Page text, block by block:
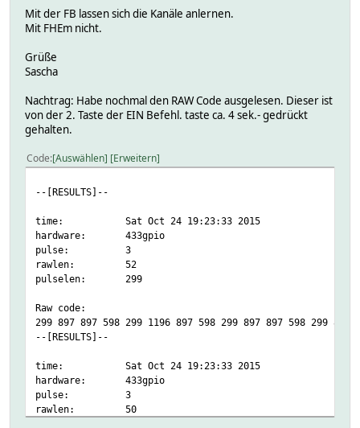
"unit": 1,
"state": "opened"
},
"origin": "receiver",
"protocol": "arctech_contact",
"uuid": "0000-b8-27-eb-6de740",
"repeats": 1
}
{
"message": {
"systemcode": 16,
"unitcode": 15,
},
"protocol": "pollin",
"uuid": "0000-b8-27-eb-6de740",
"repeats": 1
}
{
"systemcode": 30,
"unitcode": 1,
"state": "off"
"origin": "receiver",
"protocol": "elro_400_switch",
"uuid": "0000-b8-27-eb-6de740",
"repeats": 1
Mit der FB lassen sich die Kanäle anlernen.
Mit FHEm nicht.
Grüße
Sascha
Nachtrag: Habe nochmal den RAW Code ausgelesen. Dieser ist
von der 2. Taste der EIN Befehl. taste ca. 4 sek.- gedrückt
gehalten.
Code Auswählen Erweitern
--[RESULTS]--
time: Sat Oct 24 19:23:33 2015
hardware: 433gpio
pulse: 3
rawlen: 52
pulselen: 299
Raw code:
299 897 897 598 299 1196 897 598 299 897 897 598 299
--[RESULTS]--
time: Sat Oct 24 19:23:33 2015
hardware: 433gpio
pulse: 3
rawlen: 50